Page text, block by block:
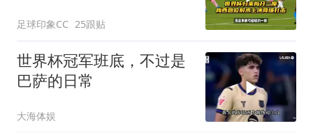
足球印象CC 25跟贴
世界杯冠军班底，不过是
巴萨的日常
大海体娱